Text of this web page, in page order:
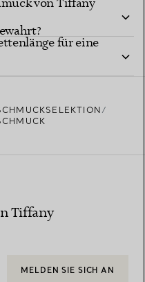
von Tiffany
für eine
Tiffany
MELDEN SIE SICH AN